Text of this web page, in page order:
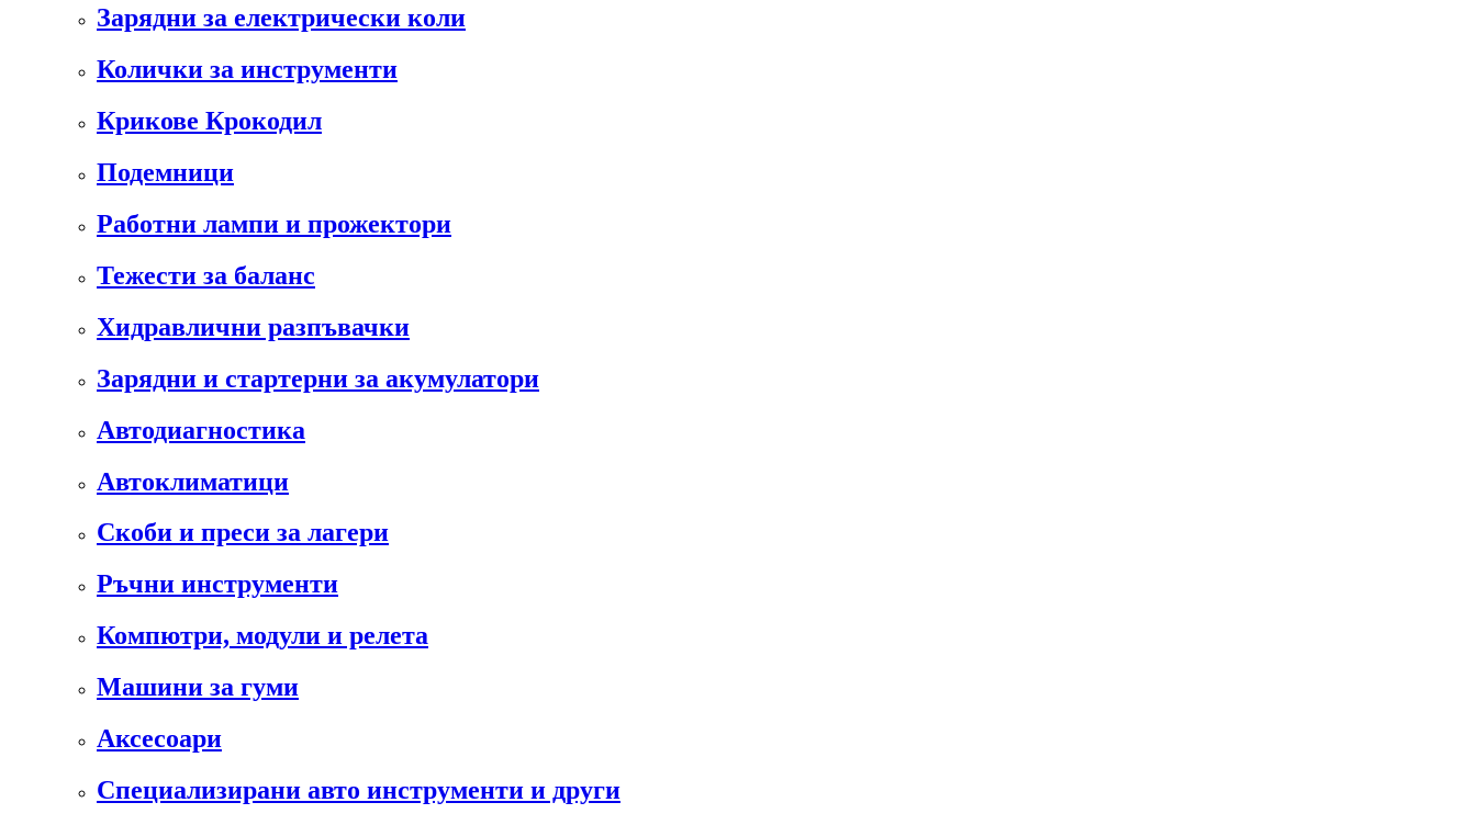
Зарядни за електрически коли
Колички за инструменти
Крикове Крокодил
Подемници
Работни лампи и прожектори
Тежести за баланс
Хидравлични разпъвачки
Зарядни и стартерни за акумулатори
Автодиагностика
Автоклиматици
Скоби и преси за лагери
Ръчни инструменти
Компютри, модули и релета
Машини за гуми
Аксесоари
Специализирани авто инструменти и други